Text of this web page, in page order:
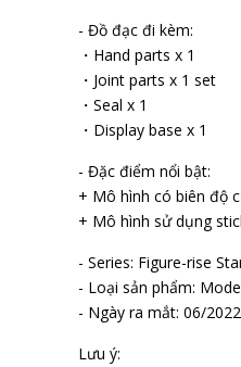
- Đồ đạc đi kèm:
・Hand parts x 1
・Joint parts x 1 set
・Seal x 1
・Display base x 1
- Đặc điểm nổi bật:
+ Mô hình có biên độ
+ Mô hình sử dụng
- Series: Figure-rise
- Loại sản phẩm:
- Ngày ra mắt: 06/2022
Lưu ý: